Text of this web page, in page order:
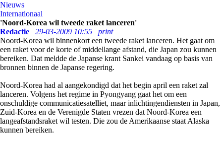
Nieuws
Internationaal
'Noord-Korea wil tweede raket lanceren'
Redactie
29-03-2009 10:55
print
Noord-Korea wil binnenkort een tweede raket lanceren. Het gaat om
een raket voor de korte of middellange afstand, die Japan zou kunnen
bereiken. Dat meldde de Japanse krant Sankei vandaag op basis van
bronnen binnen de Japanse regering.
Noord-Korea had al aangekondigd dat het begin april een raket zal
lanceren. Volgens het regime in Pyongyang gaat het om een
onschuldige communicatiesatelliet, maar inlichtingendiensten in Japan,
Zuid-Korea en de Verenigde Staten vrezen dat Noord-Korea een
langeafstandsraket wil testen. Die zou de Amerikaanse staat Alaska
kunnen bereiken.